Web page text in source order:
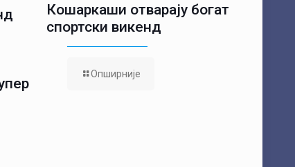
Кошаркаши отварају богат
спортски викенд
Опширније